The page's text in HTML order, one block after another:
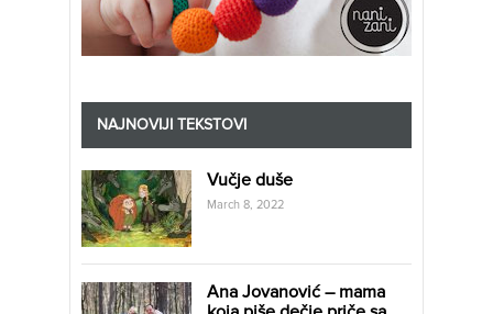
NAJNOVIJI TEKSTOVI
Vučje duše
March 8, 2022
Ana Jovanović – mama